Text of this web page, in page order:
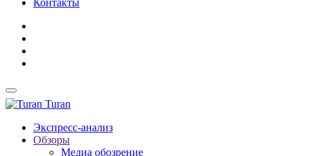
Контакты
Turan
Экспресс-анализ
Обзоры
Медиа обозрение